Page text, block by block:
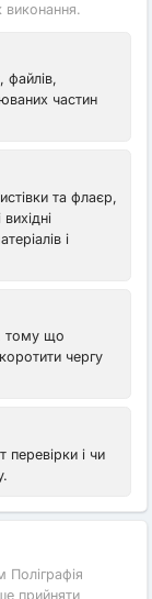
виконання.
файлів,
частин
та флаєр,
і
тому що
чергу
перевірки і чи
прийняти